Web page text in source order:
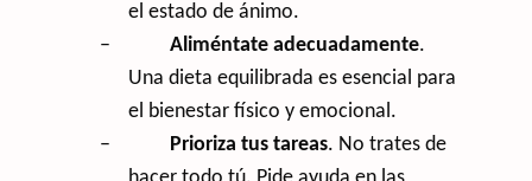
el estado de ánimo.
–
Aliméntate adecuadamente.
Una dieta equilibrada es esencial para
el bienestar físico y emocional.
–
Prioriza tus tareas. No trates de